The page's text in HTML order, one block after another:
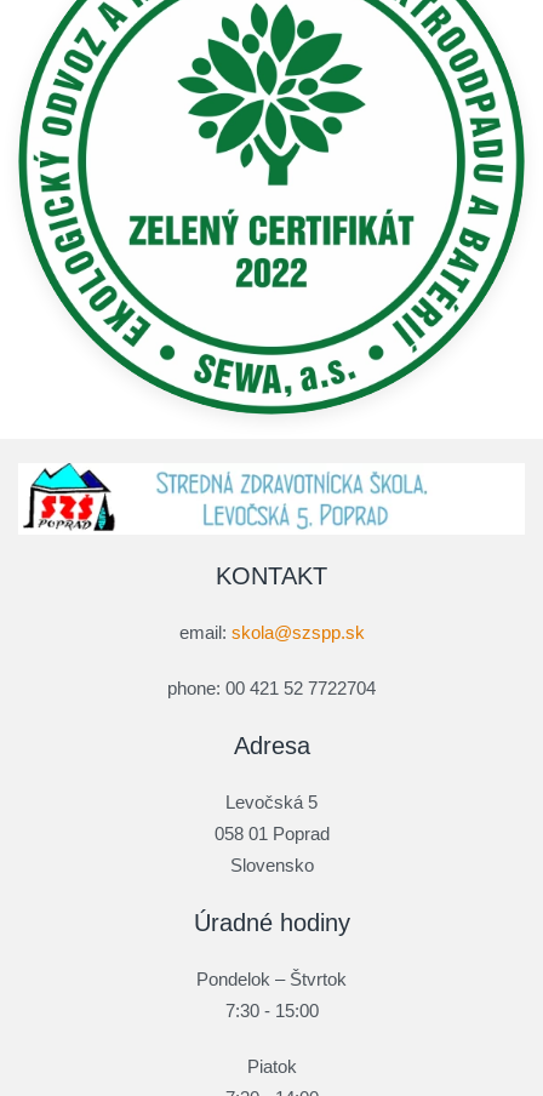
Adresa
Levočská 5
058 01 Poprad
Slovensko
KONTAKT
email: skola@szspp.sk
phone: 00 421 52 7722704
Úradné hodiny
Pondelok – Štvrtok
7:30 - 15:00
Piatok